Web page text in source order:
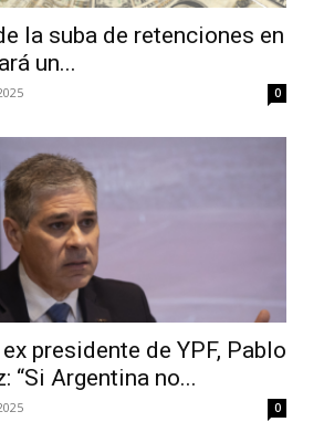
la suba de retenciones en
un...
0
presidente de YPF, Pablo
“Si Argentina no...
0